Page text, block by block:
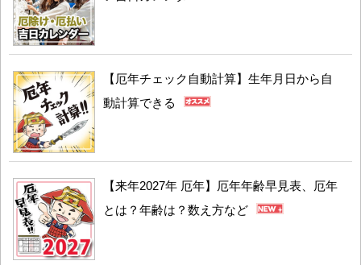
【厄年チェック自動計算】生年月日から自
動計算できる
【来年2027年 厄年】厄年年齢早見表、厄年
とは？年齢は？数え方など